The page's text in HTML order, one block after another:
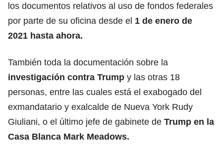
los documentos relativos al uso de fondos federales
por parte de su oficina desde el 1 de enero de
2021 hasta ahora.
También toda la documentación sobre la
investigación contra Trump y las otras 18
personas, entre las cuales está el exabogado del
exmandatario y exalcalde de Nueva York Rudy
Giuliani, o el último jefe de gabinete de Trump en la
Casa Blanca Mark Meadows.